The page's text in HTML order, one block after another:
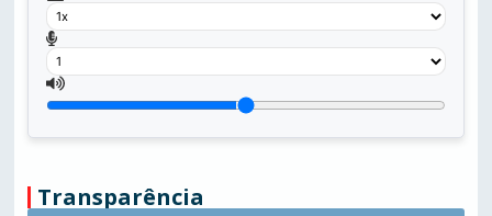
Transparência